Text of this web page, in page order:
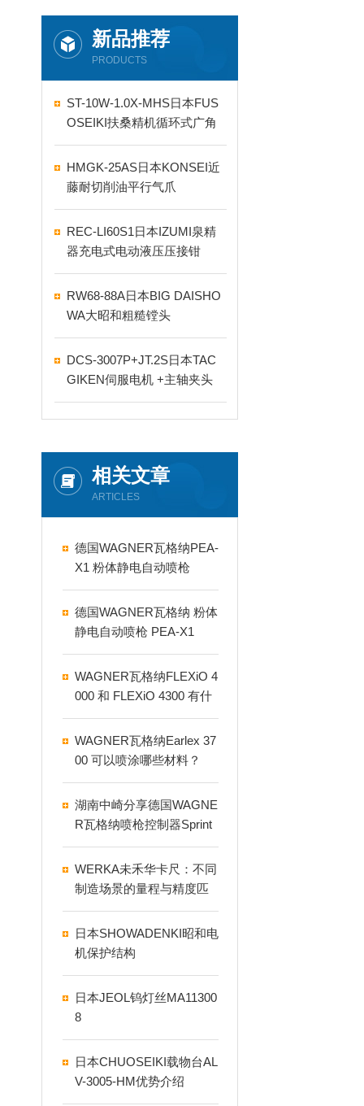
新品推荐
PRODUCTS
ST-10W-1.0X-MHS日本FUS
OSEIKI扶桑精机循环式广角
自动喷嘴
HMGK-25AS日本KONSEI近
藤耐切削油平行气爪
REC-LI60S1日本IZUMI泉精
器充电式电动液压压接钳
RW68-88A日本BIG DAISHO
WA大昭和粗糙镗头
DCS-3007P+JT.2S日本TAC
GIKEN伺服电机 +主轴夹头
相关文章
ARTICLES
德国WAGNER瓦格纳PEA-
X1 粉体静电自动喷枪
德国WAGNER瓦格纳 粉体
静电自动喷枪 PEA-X1
WAGNER瓦格纳FLEXiO 4
000 和 FLEXiO 4300 有什
么区别？
WAGNER瓦格纳Earlex 37
00 可以喷涂哪些材料？
湖南中崎分享德国WAGNE
R瓦格纳喷枪控制器Sprint
2 X
WERKA未禾华卡尺：不同
制造场景的量程与精度匹
配指南
日本SHOWADENKI昭和电
机保护结构
日本JEOL钨灯丝MA11300
8
日本CHUOSEIKI载物台AL
V-3005-HM优势介绍